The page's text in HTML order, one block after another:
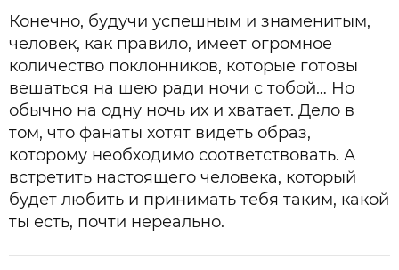
Конечно, будучи успешным и знаменитым,
человек, как правило, имеет огромное
количество поклонников, которые готовы
вешаться на шею ради ночи с тобой… Но
обычно на одну ночь их и хватает. Дело в
том, что фанаты хотят видеть образ,
которому необходимо соответствовать. А
встретить настоящего человека, который
будет любить и принимать тебя таким, какой
ты есть, почти нереально.